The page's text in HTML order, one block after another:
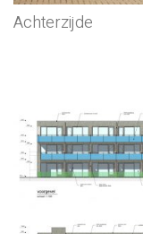
Achterzijde